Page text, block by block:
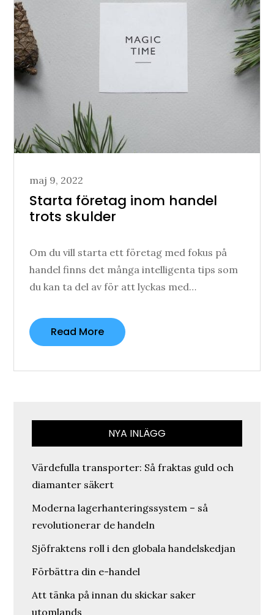
Posted
on
maj 9, 2022
Starta företag inom handel
trots skulder
Om du vill starta ett företag med fokus på
handel finns det många intelligenta tips som
du kan ta del av för att lyckas med…
Read More
NYA INLÄGG
Värdefulla transporter: Så fraktas guld och
diamanter säkert
Moderna lagerhanteringssystem – så
revolutionerar de handeln
Sjöfraktens roll i den globala handelskedjan
Förbättra din e-handel
Att tänka på innan du skickar saker
utomlands